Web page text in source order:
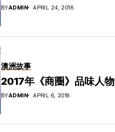
BYADMIN APRIL 24, 2018
澳洲故事
2017年《商圈》品味人物
BYADMIN APRIL 6, 2018